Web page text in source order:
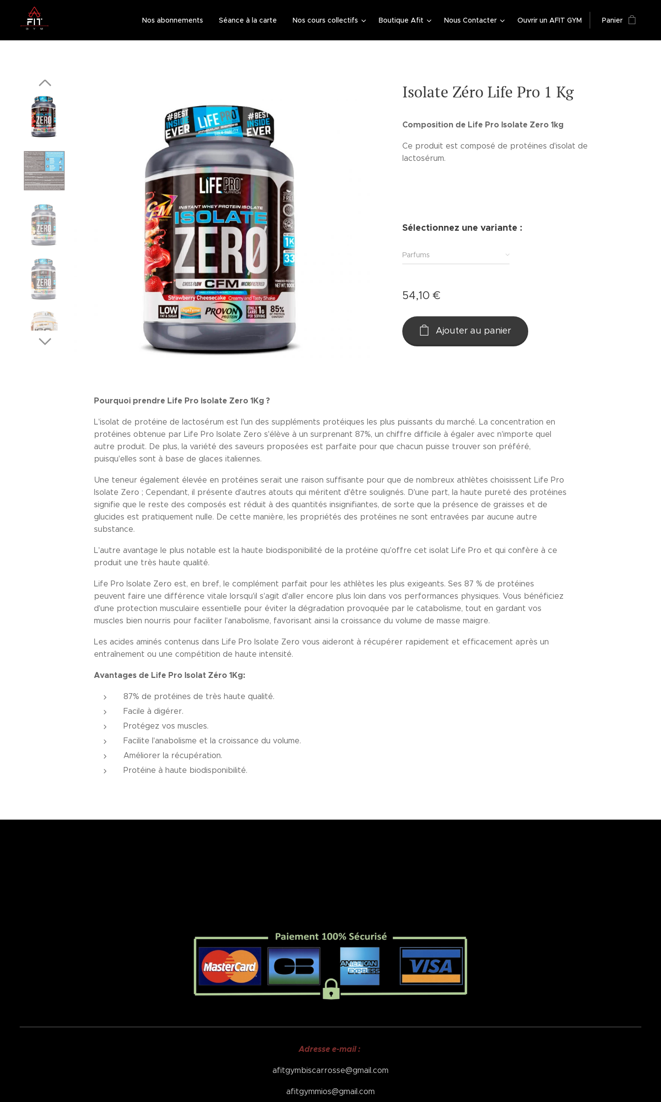
Nos abonnements Séance à la carte Nos cours collectifs Boutique Afit Nous Contacter Ouvrir un AFIT GYM Panier
Isolate Zéro Life Pro 1 Kg
Composition de Life Pro Isolate Zero 1kg
Ce produit est composé de protéines d'isolat de
lactosérum.
Sélectionnez une variante :
Parfums
54,10 €
Ajouter au panier
Pourquoi prendre Life Pro Isolate Zero 1Kg ?
L'isolat de protéine de lactosérum est l'un des suppléments protéiques les plus puissants du marché. La concentration en
protéines obtenue par Life Pro Isolate Zero s'élève à un surprenant 87%, un chiffre difficile à égaler avec n'importe quel
autre produit. De plus, la variété des saveurs proposées est parfaite pour que chacun puisse trouver son préféré,
puisqu'elles sont à base de glaces italiennes.
Une teneur également élevée en protéines serait une raison suffisante pour que de nombreux athlètes choisissent Life Pro
Isolate Zero ; Cependant, il présente d'autres atouts qui méritent d'être soulignés. D'une part, la haute pureté des protéines
signifie que le reste des composés est réduit à des quantités insignifiantes, de sorte que la présence de graisses et de
glucides est pratiquement nulle. De cette manière, les propriétés des protéines ne sont entravées par aucune autre
substance.
L'autre avantage le plus notable est la haute biodisponibilité de la protéine qu'offre cet isolat Life Pro et qui confère à ce
produit une très haute qualité.
Life Pro Isolate Zero est, en bref, le complément parfait pour les athlètes les plus exigeants. Ses 87 % de protéines
peuvent faire une différence vitale lorsqu'il s'agit d'aller encore plus loin dans vos performances physiques. Vous bénéficiez
d'une protection musculaire essentielle pour éviter la dégradation provoquée par le catabolisme, tout en gardant vos
muscles bien nourris pour faciliter l'anabolisme, favorisant ainsi la croissance du volume de masse maigre.
Les acides aminés contenus dans Life Pro Isolate Zero vous aideront à récupérer rapidement et efficacement après un
entraînement ou une compétition de haute intensité.
Avantages de Life Pro Isolat Zéro 1Kg:
87% de protéines de très haute qualité.
Facile à digérer.
Protégez vos muscles.
Facilite l'anabolisme et la croissance du volume.
Améliorer la récupération.
Protéine à haute biodisponibilité.
Adresse e-mail :
afitgymbiscarrosse@gmail.com
afitgymmios@gmail.com